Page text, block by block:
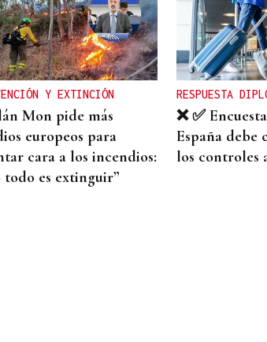
COMPLETA
| El
íntegro de los
que rechazan la
fusión de Carballeda
y Ribadavia
Y EXTINCIÓN
Mon pide más
europeos para
cara a los incendios:
todo es extinguir”
RESPUESTA
❌ ✅
España debe
los controles